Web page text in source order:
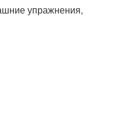
упражнения,